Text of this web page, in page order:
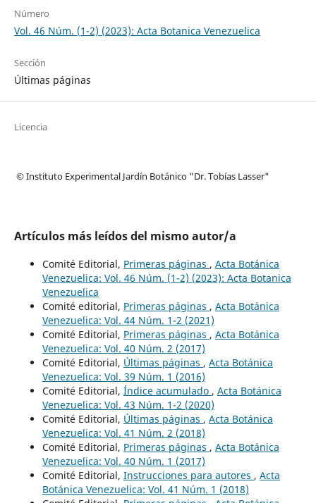
Número
Vol. 46 Núm. (1-2) (2023): Acta Botanica Venezuelica
Sección
Últimas páginas
Licencia
© Instituto Experimental Jardín Botánico "Dr. Tobías Lasser"
Artículos más leídos del mismo autor/a
Comité Editorial, Primeras páginas , Acta Botánica
Venezuelica: Vol. 46 Núm. (1-2) (2023): Acta Botanica
Venezuelica
Comité editorial, Primeras páginas , Acta Botánica
Venezuelica: Vol. 44 Núm. 1-2 (2021)
Comité Editorial, Primeras páginas , Acta Botánica
Venezuelica: Vol. 40 Núm. 2 (2017)
Comité Editorial, Últimas páginas , Acta Botánica
Venezuelica: Vol. 39 Núm. 1 (2016)
Comité Editorial, Índice acumulado , Acta Botánica
Venezuelica: Vol. 43 Núm. 1-2 (2020)
Comité Editorial, Últimas páginas , Acta Botánica
Venezuelica: Vol. 41 Núm. 2 (2018)
Comité Editorial, Primeras páginas , Acta Botánica
Venezuelica: Vol. 40 Núm. 1 (2017)
Comité Editorial, Instrucciones para autores , Acta
Botánica Venezuelica: Vol. 41 Núm. 1 (2018)